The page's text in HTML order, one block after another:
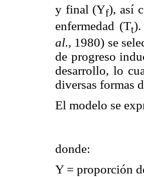
y final (Yf), así
enfermedad (Tt).
al., 1980) se
de progreso
desarrollo, lo
diversas formas
El modelo se
donde:
Y = proporción